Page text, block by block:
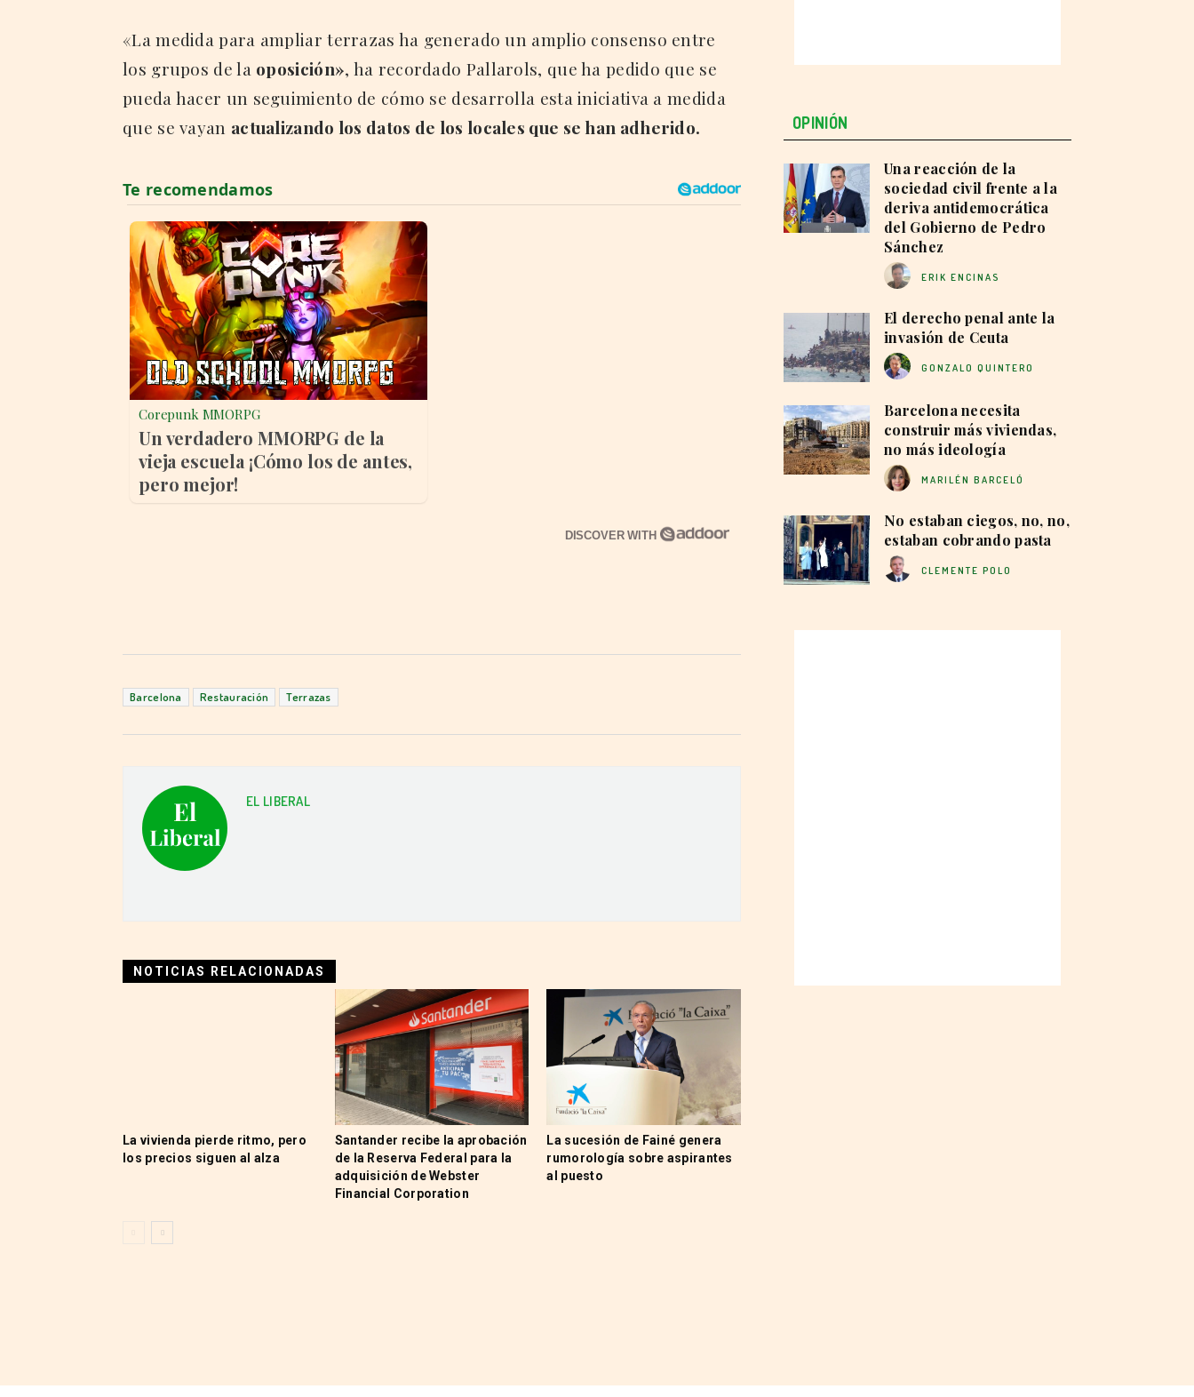
«La medida para ampliar terrazas ha generado un amplio consenso entre
los grupos de la oposición», ha recordado Pallarols, que ha pedido que se
pueda hacer un seguimiento de cómo se desarrolla esta iniciativa a medida
que se vayan actualizando los datos de los locales que se han adherido.
Corepunk MMORPG
Un verdadero MMORPG de la
vieja escuela ¡Cómo los de antes,
pero mejor!
DISCOVER WITH
Barcelona Restauración Terrazas
EL LIBERAL
NOTICIAS RELACIONADAS
La vivienda pierde ritmo, pero
los precios siguen al alza
Santander recibe la aprobación
de la Reserva Federal para la
adquisición de Webster
Financial Corporation
La sucesión de Fainé genera
rumorología sobre aspirantes
al puesto
OPINIÓN
Una reacción de la
sociedad civil frente a la
deriva antidemocrática
del Gobierno de Pedro
Sánchez
ERIK ENCINAS
El derecho penal ante la
invasión de Ceuta
GONZALO QUINTERO
Barcelona necesita
construir más viviendas,
no más ideología
MARILÉN BARCELÓ
No estaban ciegos, no, no,
estaban cobrando pasta
CLEMENTE POLO